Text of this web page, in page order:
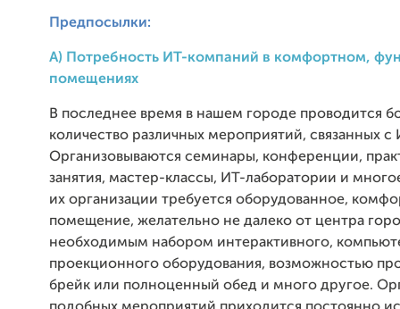
Предпосылки:
А) Потребность ИТ-компаний в комфортном,
помещениях
В последнее время в нашем городе проводится
количество различных мероприятий, связанных с
Организовываются семинары, конференции,
занятия, мастер-классы, ИТ-лаборатории и
их организации требуется оборудованное,
помещение, желательно не далеко от центра
необходимым набором интерактивного,
проекционного оборудования, возможностью
брейк или полноценный обед и много другое.